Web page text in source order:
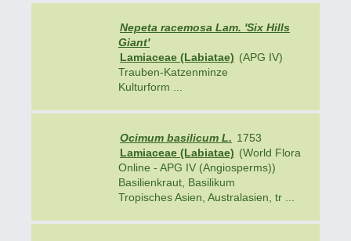
Nepeta racemosa Lam. 'Six Hills
Giant'
Lamiaceae (Labiatae) (APG IV)
Trauben-Katzenminze
Kulturform ...
Ocimum basilicum L. 1753
Lamiaceae (Labiatae) (World Flora
Online - APG IV (Angiosperms))
Basilienkraut, Basilikum
Tropisches Asien, Australasien, tr ...